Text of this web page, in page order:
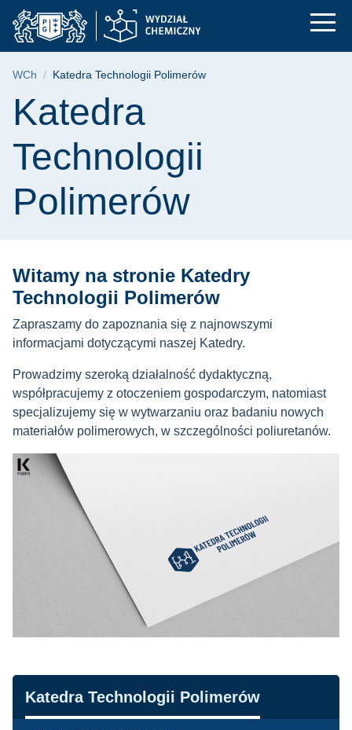
Przejdź
do
menu
Przejdź
do
wyszukiwarki
Przejdź
do
treści
Katedra Technologii
Ścieżka nawigacyjna
WCh Katedra Technologii Polimerów
Treść strony
Katedra
Technologii
Polimerów
Witamy na stronie Katedry
Technologii Polimerów
Zapraszamy do zapoznania się z najnowszymi
informacjami dotyczącymi naszej Katedry.
Prowadzimy szeroką działalność dydaktyczną,
współpracujemy z otoczeniem gospodarczym, natomiast
specjalizujemy się w wytwarzaniu oraz badaniu nowych
materiałów polimerowych, w szczególności poliuretanów.
Nawigacja
Katedra Technologii Polimerów